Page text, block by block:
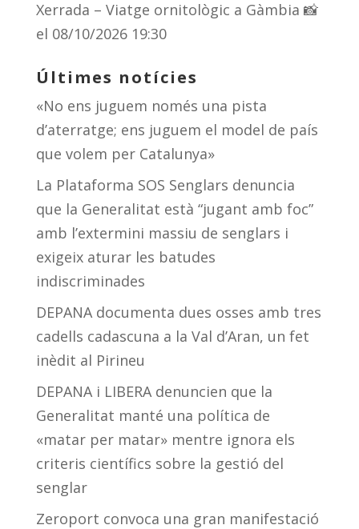
Xerrada – Viatge ornitològic a Gàmbia 📸
el 08/10/2026 19:30
Últimes notícies
«No ens juguem només una pista
d’aterratge; ens juguem el model de país
que volem per Catalunya»
La Plataforma SOS Senglars denuncia
que la Generalitat està “jugant amb foc”
amb l’extermini massiu de senglars i
exigeix aturar les batudes
indiscriminades
DEPANA documenta dues osses amb tres
cadells cadascuna a la Val d’Aran, un fet
inèdit al Pirineu
DEPANA i LIBERA denuncien que la
Generalitat manté una política de
«matar per matar» mentre ignora els
criteris científics sobre la gestió del
senglar
Zeroport convoca una gran manifestació